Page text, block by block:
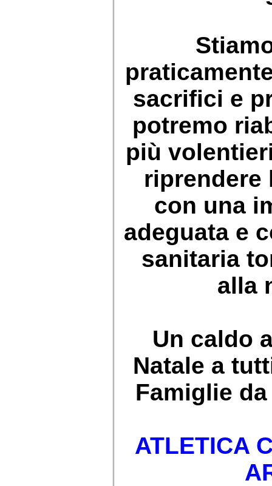
sacrifici e
potremo
più
riprendere
con una
adeguata e
sanitaria
alla
Un caldo
Natale a
Famiglie
ATLETICA